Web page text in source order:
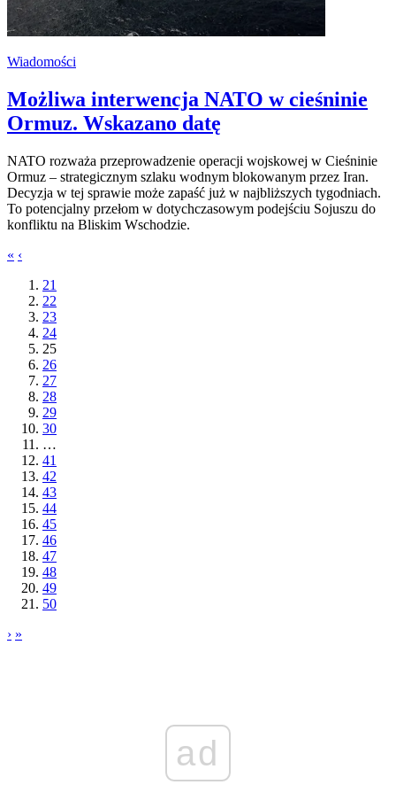
Wiadomości
Możliwa interwencja NATO w cieśninie
Ormuz. Wskazano datę
NATO rozważa przeprowadzenie operacji wojskowej w Cieśninie
Ormuz – strategicznym szlaku wodnym blokowanym przez Iran.
Decyzja w tej sprawie może zapaść już w najbliższych tygodniach.
To potencjalny przełom w dotychczasowym podejściu Sojuszu do
konfliktu na Bliskim Wschodzie.
« ‹
21
22
23
24
25
26
27
28
29
30
…
41
42
43
44
45
46
47
48
49
50
› »
ad